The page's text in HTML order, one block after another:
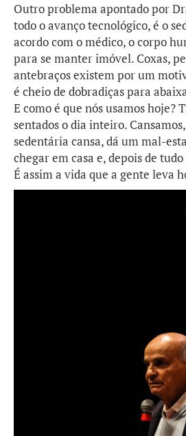
Outro problema apontado por
todo o avanço tecnológico, é o
acordo com o médico, o corpo
para se manter imóvel. Coxas,
antebraços existem por um
é cheio de dobradiças para
E como é que nós usamos hoje?
sentados o dia inteiro.
sedentária cansa, dá um mal-
chegar em casa e, depois de
É assim a vida que a gente leva